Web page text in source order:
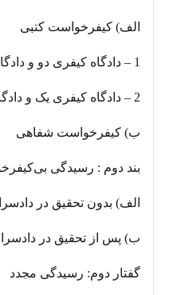
الف) کیفرخواست کتبی
1 – دادگاه کیفری دو و دادگاه انقلاب (با وحدت قاضی)
2 – دادگاه کیفری یک و دادگاه انقلاب (با تعدد قاضی)
ب) کیفرخواست شفاهی
بند دوم : رسیدگی
الف) بدون تحقیق در دادسرا
ب) پس از تحقیق در دادسرا
گفتار دوم: رسیدگی مجدد